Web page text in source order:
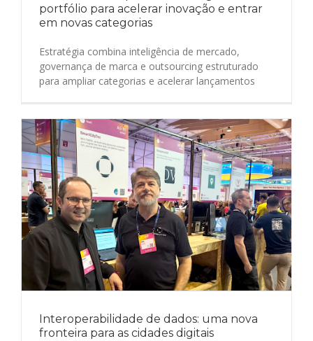
portfólio para acelerar inovação e entrar
em novas categorias
Estratégia combina inteligência de mercado,
governança de marca e outsourcing estruturado
para ampliar categorias e acelerar lançamentos
Interoperabilidade de dados: uma nova
fronteira para as cidades digitais